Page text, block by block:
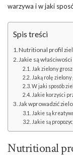
warzywa i w jaki
Spis treści
Nutritional profil
Jakie są
Jak zielony
Jaką rolę
W jaki sposób
Jakie korzyści
Jak wprowadzić
Jakie są
Jakie są
Nutritional